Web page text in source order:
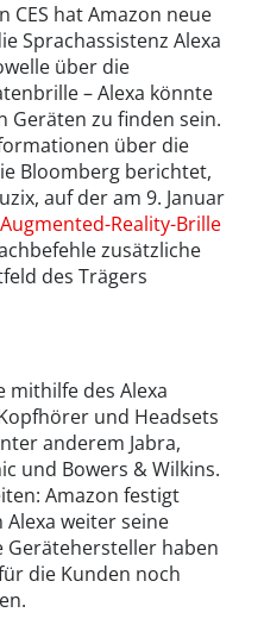
CES hat Amazon neue
Sprachassistenz Alexa
über die
– Alexa könnte
Geräten zu finden sein.
über die
Bloomberg berichtet,
auf der am 9. Januar
Reality-Brille
zusätzliche
des Trägers
mithilfe des Alexa
und Headsets
anderem Jabra,
und Bowers & Wilkins.
Amazon festigt
weiter seine
Gerätehersteller haben
die Kunden noch